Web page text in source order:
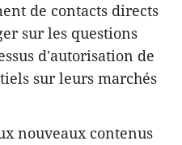
de contacts directs
sur les questions
d'autorisation de
sur leurs marchés
nouveaux contenus